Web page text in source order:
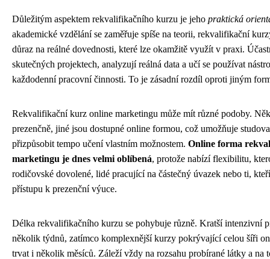
Důležitým aspektem rekvalifikačního kurzu je jeho praktická
akademické vzdělání se zaměřuje spíše na teorii, rekvalifikační
důraz na reálné dovednosti, které lze okamžitě využít v praxi.
skutečných projektech, analyzují reálná data a učí se používat
každodenní pracovní činnosti. To je zásadní rozdíl oproti jiným
Rekvalifikační kurz online marketingu může mít různé podoby.
prezenčně, jiné jsou dostupné online formou, což umožňuje
přizpůsobit tempo učení vlastním možnostem. Online forma
marketingu je dnes velmi oblíbená, protože nabízí flexibilitu,
rodičovské dovolené, lidé pracující na částečný úvazek nebo ti,
přístupu k prezenční výuce.
Délka rekvalifikačního kurzu se pohybuje různě. Kratší intenzivní
několik týdnů, zatímco komplexnější kurzy pokrývající celou šíři
trvat i několik měsíců. Záleží vždy na rozsahu probírané látky a na